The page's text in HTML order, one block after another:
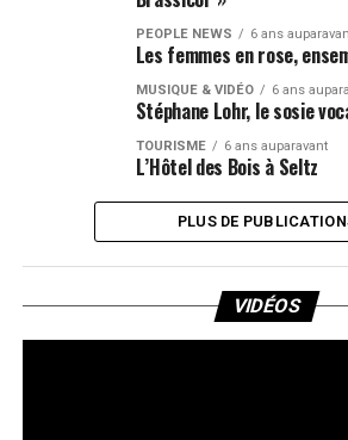
PEOPLE NEWS 6 ans
Les femmes en rose,
MUSIQUE & VIDÉO 6 ans
Stéphane Lohr, le sosie
TOURISME 6 ans auparavant
L’Hôtel des Bois à Seltz
PLUS DE
VIDÉOS